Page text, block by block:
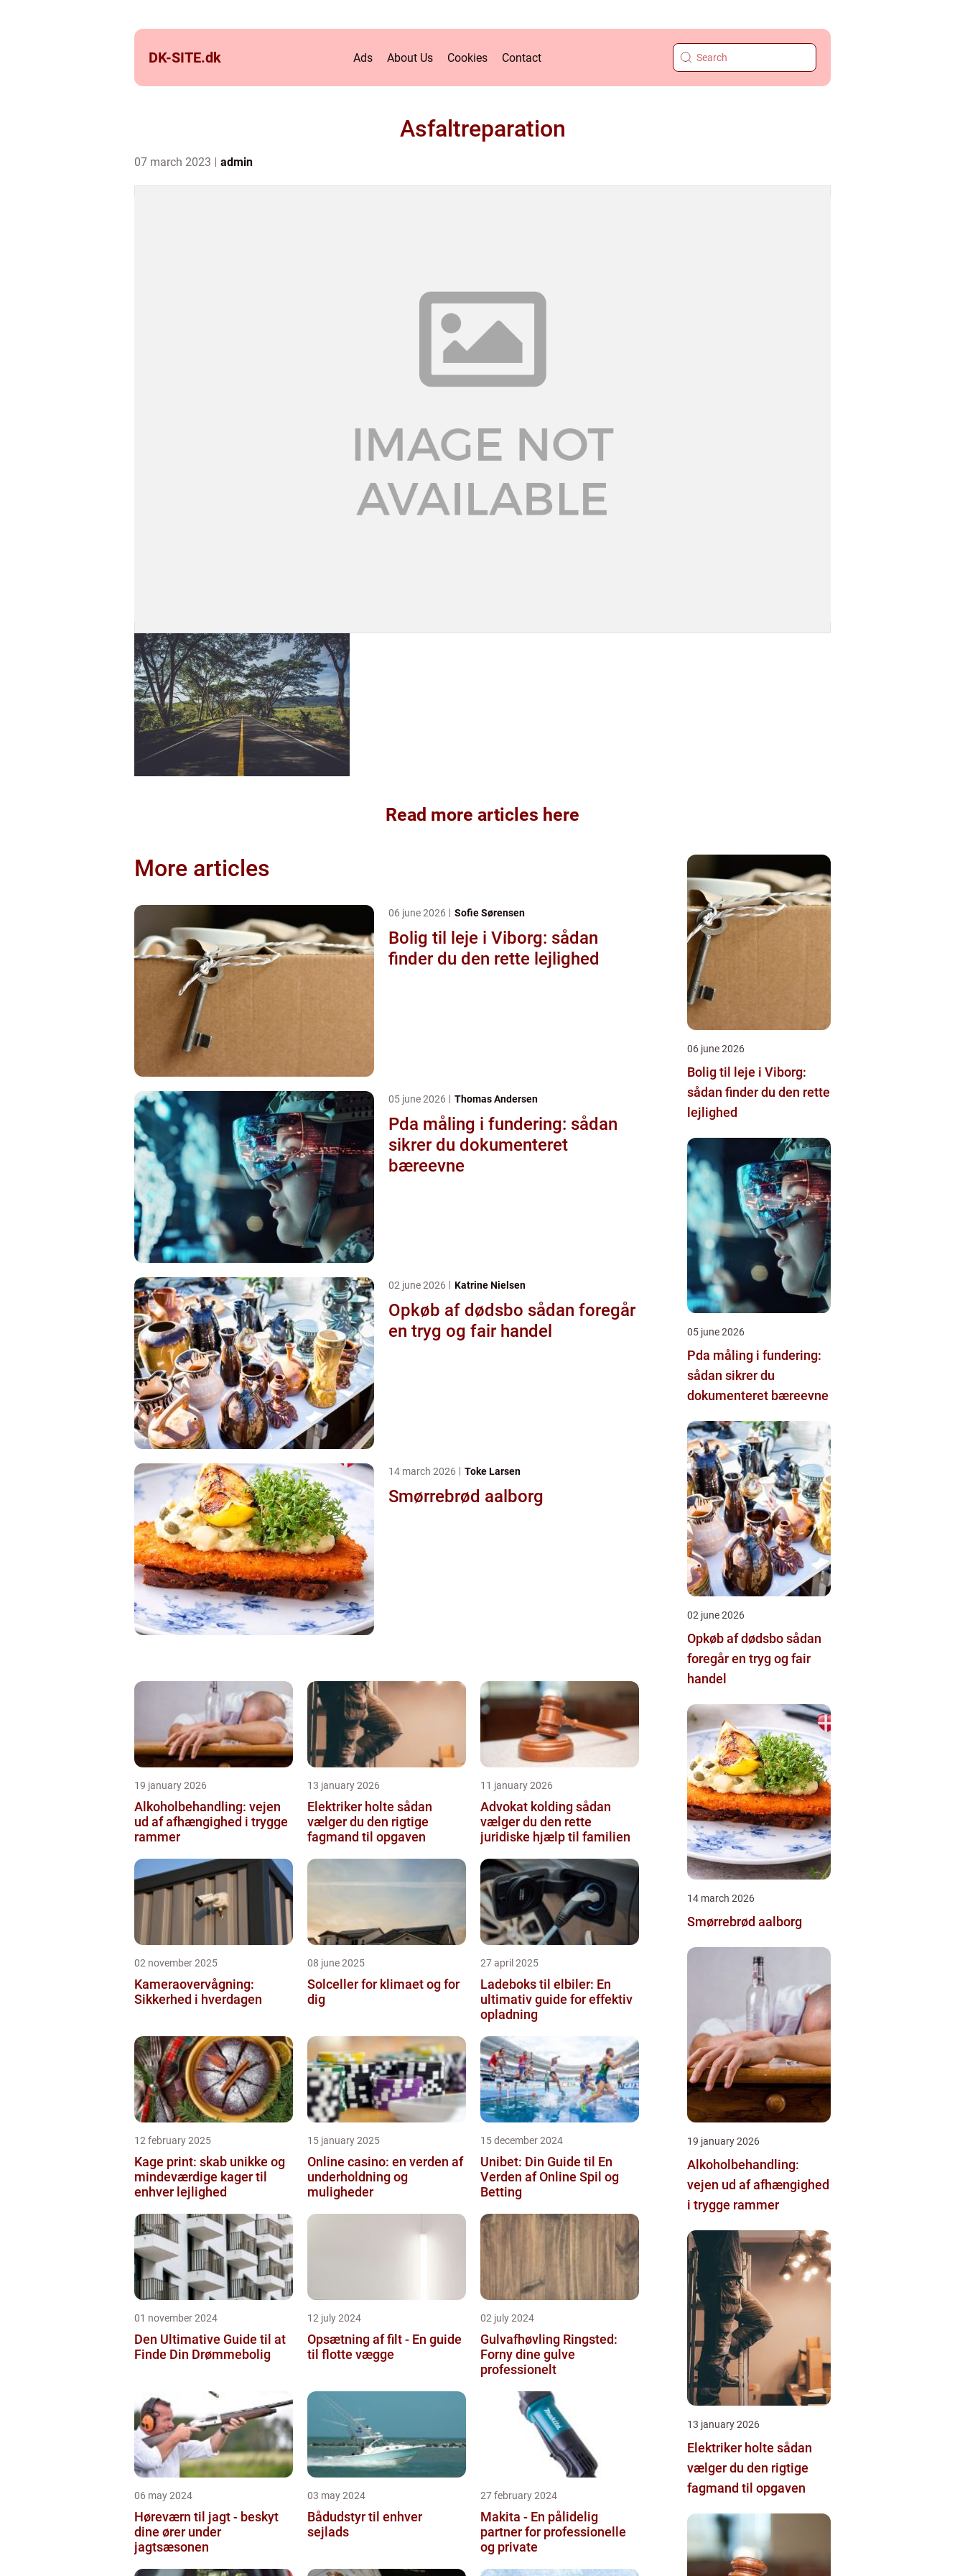
DK-SITE.dk Ads About Us Cookies Contact
Asfaltreparation
07 march 2023 admin
Read more articles here
More articles
06 june 2026 Sofie Sørensen
Bolig til leje i Viborg: sådan
finder du den rette lejlighed
05 june 2026 Thomas Andersen
Pda måling i fundering: sådan
sikrer du dokumenteret
bæreevne
02 june 2026 Katrine Nielsen
Opkøb af dødsbo sådan foregår
en tryg og fair handel
14 march 2026 Toke Larsen
Smørrebrød aalborg
19 january 2026
Alkoholbehandling: vejen
ud af afhængighed i trygge
rammer
13 january 2026
Elektriker holte sådan
vælger du den rigtige
fagmand til opgaven
11 january 2026
Advokat kolding sådan
vælger du den rette
juridiske hjælp til familien
02 november 2025
Kameraovervågning:
Sikkerhed i hverdagen
08 june 2025
Solceller for klimaet og for
dig
27 april 2025
Ladeboks til elbiler: En
ultimativ guide for effektiv
opladning
12 february 2025
Kage print: skab unikke og
mindeværdige kager til
enhver lejlighed
15 january 2025
Online casino: en verden af
underholdning og
muligheder
15 december 2024
Unibet: Din Guide til En
Verden af Online Spil og
Betting
01 november 2024
Den Ultimative Guide til at
Finde Din Drømmebolig
12 july 2024
Opsætning af filt - En guide
til flotte vægge
02 july 2024
Gulvafhøvling Ringsted:
Forny dine gulve
professionelt
06 may 2024
Høreværn til jagt - beskyt
dine ører under
jagtsæsonen
03 may 2024
Bådudstyr til enhver
sejlads
27 february 2024
Makita - En pålidelig
partner for professionelle
og private
06 june 2026
Bolig til leje i Viborg:
sådan finder du den rette
lejlighed
05 june 2026
Pda måling i fundering:
sådan sikrer du
dokumenteret bæreevne
02 june 2026
Opkøb af dødsbo sådan
foregår en tryg og fair
handel
14 march 2026
Smørrebrød aalborg
19 january 2026
Alkoholbehandling:
vejen ud af afhængighed
i trygge rammer
13 january 2026
Elektriker holte sådan
vælger du den rigtige
fagmand til opgaven